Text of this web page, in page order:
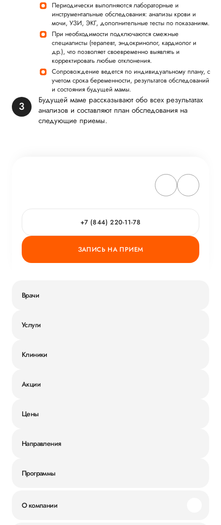
Периодически выполняются лабораторные и
инструментальные обследования: анализы крови и
мочи, УЗИ, ЭКГ, дополнительные тесты по показаниям.
При необходимости подключаются смежные
специалисты (терапевт, эндокринолог, кардиолог и
др.), что позволяет своевременно выявлять и
корректировать любые отклонения.
Сопровождение ведется по индивидуальному плану, с
учетом срока беременности, результатов обследований
и состояния будущей мамы.
Будущей маме рассказывают обо всех результатах
анализов и составляют план обследования на
следующие приемы.
+7 (844) 220-11-78
ЗАПИСЬ НА ПРИЕМ
Врачи
Услуги
Клиники
Акции
Цены
Направления
Программы
О компании